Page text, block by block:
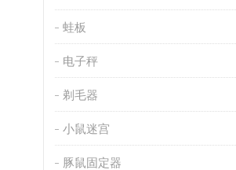
蛙板
电子秤
剃毛器
小鼠迷宫
豚鼠固定器